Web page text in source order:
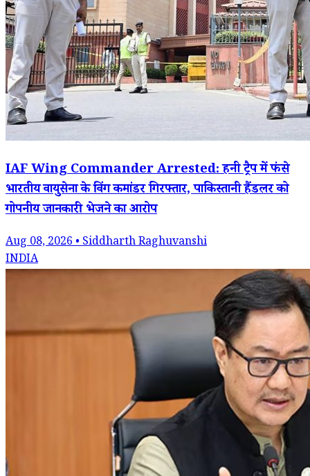
IAF Wing Commander Arrested: हनी ट्रैप में फंसे
भारतीय वायुसेना के विंग कमांडर गिरफ्तार, पाकिस्तानी हैंडलर को
गोपनीय जानकारी भेजने का आरोप
Aug 08, 2026 • Siddharth Raghuvanshi
INDIA